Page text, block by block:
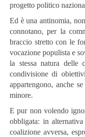
progetto politico
Ed è una antinomia,
connotano, per la
braccio stretto con le
vocazione populista e
la stessa natura delle
condivisione di
appartengono, anche
minore.
E pur non volendo
obbligata: in
coalizione avversa,